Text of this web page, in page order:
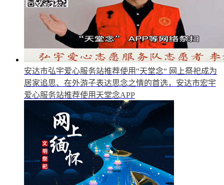
安达市弘宇爱心服务站推荐使用“天堂念“ 网上祭祀成为
居家追思、在外游子表达思念之情的首选，安达市宏宇
爱心服务站推荐使用天堂念APP